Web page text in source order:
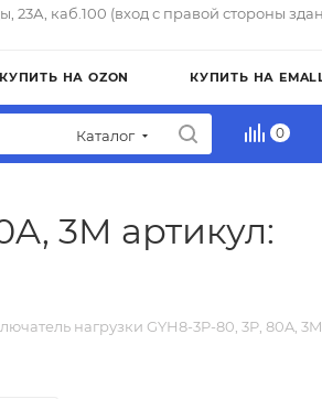
каб.100 (вход с правой стороны
КУПИТЬ НА OZON КУПИТЬ НА
Каталог 0
3M артикул:
нагрузки GYH8-3P-80, 3P, 80A, 3M